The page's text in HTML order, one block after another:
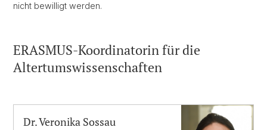
nicht bewilligt werden.
ERASMUS-Koordinatorin für die
Altertumswissenschaften
Dr. Veronika Sossau